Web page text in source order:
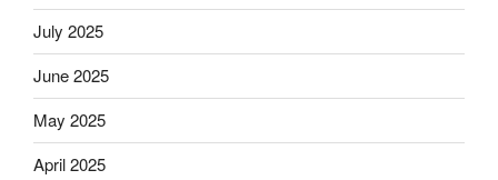
July 2025
June 2025
May 2025
April 2025